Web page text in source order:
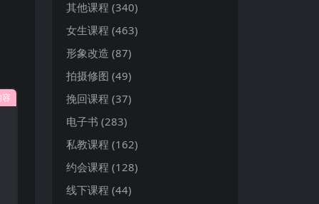
其他课程 (340)
女生课程 (463)
形象改造 (87)
拍摄修图 (49)
挽回课程 (37)
电子书 (283)
私教课程 (162)
约会课程 (128)
线下课程 (44)